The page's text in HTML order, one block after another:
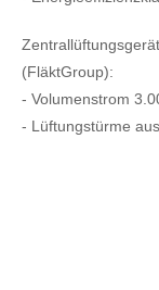
(FläktGroup):
- Volumenstrom
- Lüftungstürme